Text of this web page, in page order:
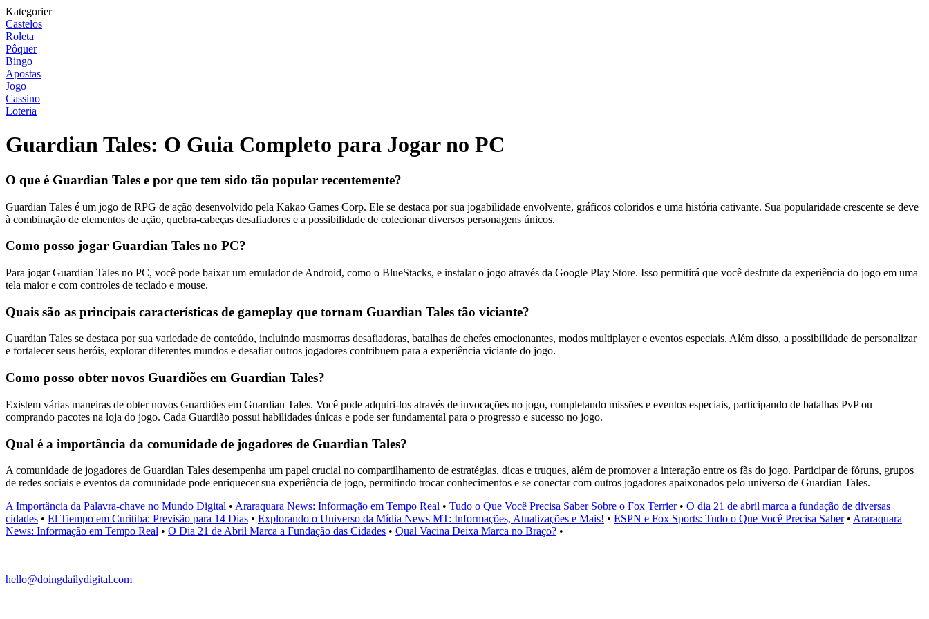
Kategorier
Castelos
Roleta
Pôquer
Bingo
Apostas
Jogo
Cassino
Loteria
Guardian Tales: O Guia Completo para Jogar no PC
O que é Guardian Tales e por que tem sido tão popular recentemente?
Guardian Tales é um jogo de RPG de ação desenvolvido pela Kakao Games Corp. Ele se destaca por sua jogabilidade envolvente, gráficos coloridos e uma história cativante. Sua popularidade crescente se deve
à combinação de elementos de ação, quebra-cabeças desafiadores e a possibilidade de colecionar diversos personagens únicos.
Como posso jogar Guardian Tales no PC?
Para jogar Guardian Tales no PC, você pode baixar um emulador de Android, como o BlueStacks, e instalar o jogo através da Google Play Store. Isso permitirá que você desfrute da experiência do jogo em uma
tela maior e com controles de teclado e mouse.
Quais são as principais características de gameplay que tornam Guardian Tales tão viciante?
Guardian Tales se destaca por sua variedade de conteúdo, incluindo masmorras desafiadoras, batalhas de chefes emocionantes, modos multiplayer e eventos especiais. Além disso, a possibilidade de personalizar
e fortalecer seus heróis, explorar diferentes mundos e desafiar outros jogadores contribuem para a experiência viciante do jogo.
Como posso obter novos Guardiões em Guardian Tales?
Existem várias maneiras de obter novos Guardiões em Guardian Tales. Você pode adquiri-los através de invocações no jogo, completando missões e eventos especiais, participando de batalhas PvP ou
comprando pacotes na loja do jogo. Cada Guardião possui habilidades únicas e pode ser fundamental para o progresso e sucesso no jogo.
Qual é a importância da comunidade de jogadores de Guardian Tales?
A comunidade de jogadores de Guardian Tales desempenha um papel crucial no compartilhamento de estratégias, dicas e truques, além de promover a interação entre os fãs do jogo. Participar de fóruns, grupos
de redes sociais e eventos da comunidade pode enriquecer sua experiência de jogo, permitindo trocar conhecimentos e se conectar com outros jogadores apaixonados pelo universo de Guardian Tales.
A Importância da Palavra-chave no Mundo Digital • Araraquara News: Informação em Tempo Real • Tudo o Que Você Precisa Saber Sobre o Fox Terrier• O dia 21 de abril marca a fundação de diversas
cidades • El Tiempo em Curitiba: Previsão para 14 Dias • Explorando o Universo da Mídia News MT: Informações, Atualizações e Mais! • ESPN e Fox Sports: Tudo o Que Você Precisa Saber• Araraquara
News: Informação em Tempo Real • O Dia 21 de Abril Marca a Fundação das Cidades • Qual Vacina Deixa Marca no Braço? •
hello@doingdailydigital.com